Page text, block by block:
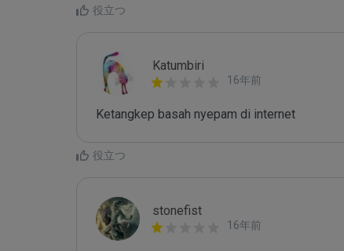
役立つ
Katumbiri
16年前
Ketangkep basah nyepam di internet
役立つ
stonefist
16年前